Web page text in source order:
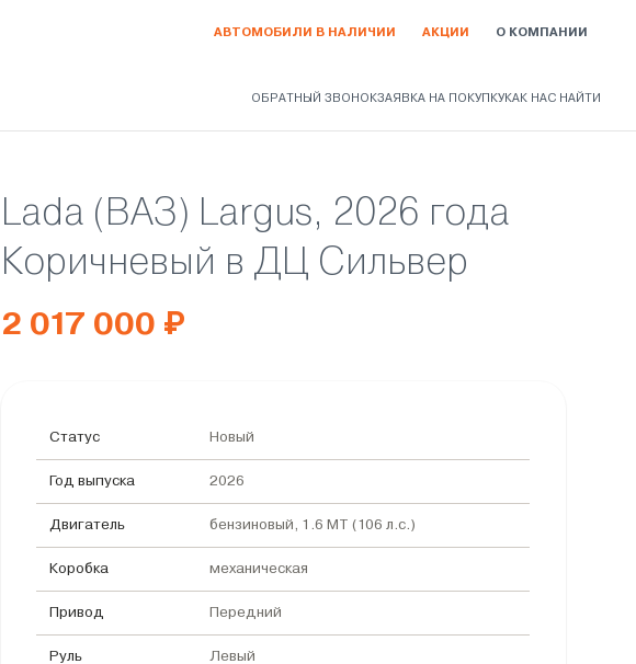
АВТОМОБИЛИ В НАЛИЧИИ АКЦИИ О КОМПАНИИ
ОБРАТНЫЙ ЗВОНОКЗАЯВКА НА ПОКУПКУ КАК НАС НАЙТИ
Lada (ВАЗ) Largus, 2026 года
Коричневый в ДЦ Сильвер
2 017 000 ₽
Статус Новый
Год выпуска 2026
Двигатель бензиновый, 1.6 MT (106 л.с.)
Коробка механическая
Привод Передний
Руль Левый